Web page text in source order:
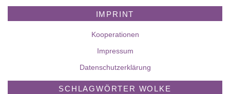
IMPRINT
Kooperationen
Impressum
Datenschutzerklärung
SCHLAGWÖRTER WOLKE